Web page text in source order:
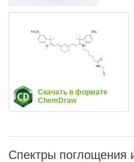
Скачать в формате
ChemDraw
Спектры поглощения